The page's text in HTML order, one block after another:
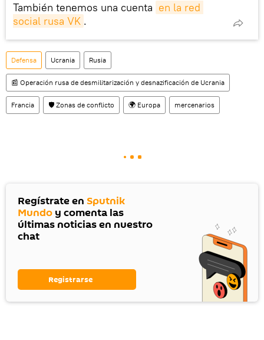
También tenemos una cuenta en la red
social rusa VK .
Defensa Ucrania Rusia
📰 Operación rusa de desmilitarización y desnazificación de Ucrania
Francia 🛡️ Zonas de conflicto 🌍 Europa mercenarios
Regístrate en Sputnik
Mundo y comenta las
últimas noticias en nuestro
chat
Registrarse